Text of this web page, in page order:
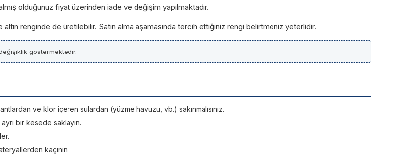
olduğunuz fiyat üzerinden iade ve değişim yapılmaktadır.
renginde de üretilebilir. Satın alma aşamasında tercih ettiğiniz rengi belirtmeniz yeterlidir.
göstermektedir.
ve klor içeren sulardan (yüzme havuzu, vb.) sakınmalısınız.
bir kesede saklayın.
kaçının.